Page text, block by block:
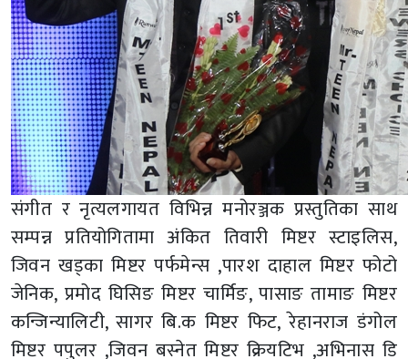
संगीत र नृत्यलगायत विभिन्न मनोरञ्जक प्रस्तुतिका साथ
सम्पन्न प्रतियोगितामा अंकित तिवारी मिष्टर स्टाइलिस,
जिवन खड्का मिष्टर पर्फमेन्स ,पारश दाहाल मिष्टर फोटो
जेनिक, प्रमोद घिसिङ मिष्टर चार्मिङ, पासाङ तामाङ मिष्टर
कन्जिन्यालिटी, सागर बि.क मिष्टर फिट, रेहानराज डंगोल
मिष्टर पपुलर ,जिवन बस्नेत मिष्टर क्रियटिभ ,अभिनास डि